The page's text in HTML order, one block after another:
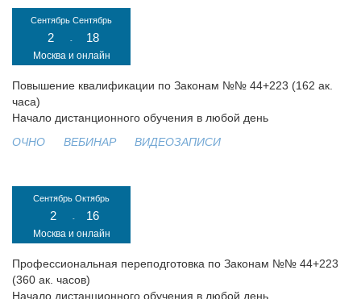
Сентябрь
2 -
Сентябрь
18
Москва и онлайн
Повышение квалификации по Законам №№ 44+223 (162 ак.
часа)
Начало дистанционного обучения в любой день
ОЧНО
ВЕБИНАР ВИДЕОЗАПИСИ
Сентябрь
2 -
Октябрь
16
Москва и онлайн
Профессиональная переподготовка по Законам №№ 44+223
(360 ак. часов)
Начало дистанционного обучения в любой день